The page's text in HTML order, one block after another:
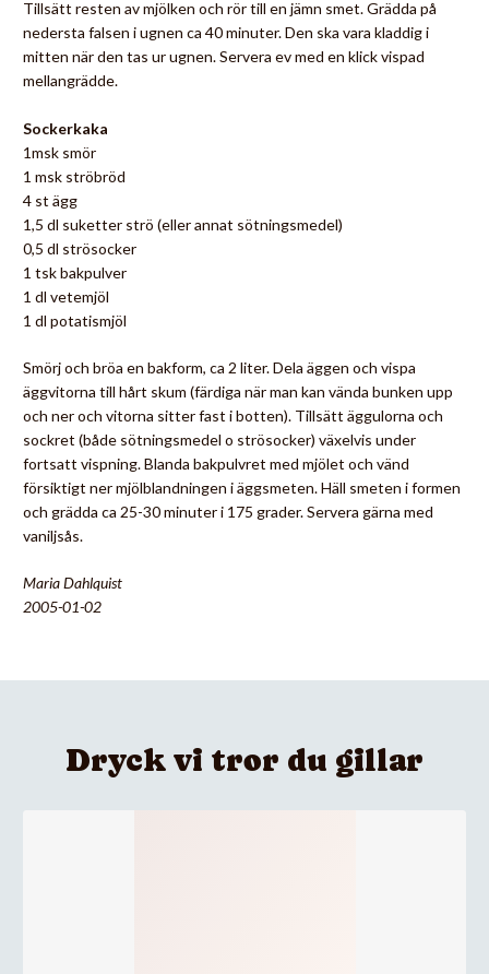
Tillsätt resten av mjölken och rör till en jämn smet. Grädda på
nedersta falsen i ugnen ca 40 minuter. Den ska vara kladdig i
mitten när den tas ur ugnen. Servera ev med en klick vispad
mellangrädde.
Sockerkaka
1msk smör
1 msk ströbröd
4 st ägg
1,5 dl suketter strö (eller annat sötningsmedel)
0,5 dl strösocker
1 tsk bakpulver
1 dl vetemjöl
1 dl potatismjöl
Smörj och bröa en bakform, ca 2 liter. Dela äggen och vispa
äggvitorna till hårt skum (färdiga när man kan vända bunken upp
och ner och vitorna sitter fast i botten). Tillsätt äggulorna och
sockret (både sötningsmedel o strösocker) växelvis under
fortsatt vispning. Blanda bakpulvret med mjölet och vänd
försiktigt ner mjölblandningen i äggsmeten. Häll smeten i formen
och grädda ca 25-30 minuter i 175 grader. Servera gärna med
vaniljsås.
Maria Dahlquist
2005-01-02
Dryck vi tror du gillar